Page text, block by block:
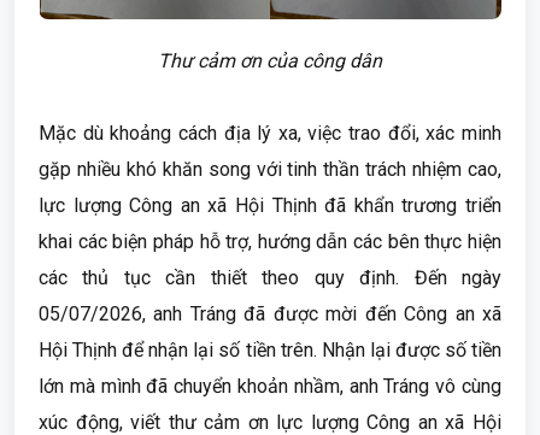
Thư cảm ơn của công dân
Mặc dù khoảng cách địa lý xa, việc trao đổi, xác minh
gặp nhiều khó khăn song với tinh thần trách nhiệm cao,
lực lượng Công an xã Hội Thịnh đã khẩn trương triển
khai các biện pháp hỗ trợ, hướng dẫn các bên thực hiện
các thủ tục cần thiết theo quy định. Đến ngày
05/07/2026, anh Tráng đã được mời đến Công an xã
Hội Thịnh để nhận lại số tiền trên. Nhận lại được số tiền
lớn mà mình đã chuyển khoản nhầm, anh Tráng vô cùng
xúc động, viết thư cảm ơn lực lượng Công an xã Hội